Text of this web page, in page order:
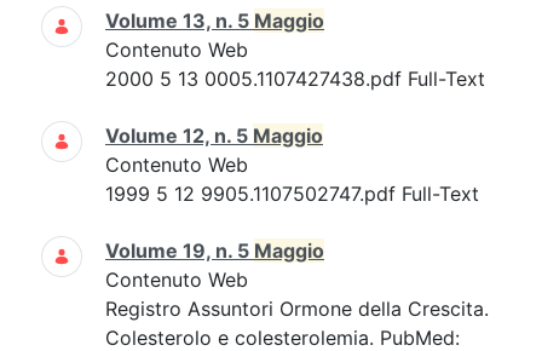
Volume 13, n. 5 Maggio
Contenuto Web
2000 5 13 0005.1107427438.pdf Full-Text
Volume 12, n. 5 Maggio
Contenuto Web
1999 5 12 9905.1107502747.pdf Full-Text
Volume 19, n. 5 Maggio
Contenuto Web
Registro Assuntori Ormone della Crescita.
Colesterolo e colesterolemia. PubMed: